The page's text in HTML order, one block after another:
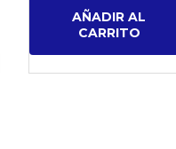
AÑADIR AL
CARRITO